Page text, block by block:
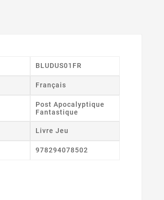
BLUDUS01FR
Français
Post Apocalyptique
Fantastique
Livre Jeu
978294078502